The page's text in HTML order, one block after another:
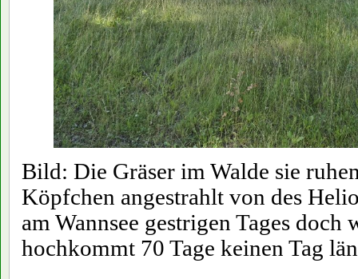
Bild: Die Gräser im Walde sie
Köpfchen angestrahlt von des
am Wannsee gestrigen Tages doch
hochkommt 70 Tage keinen Tag